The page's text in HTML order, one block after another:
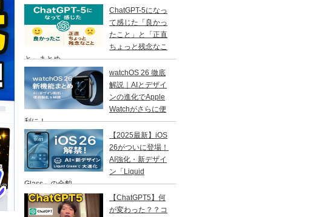
ChatGPT-5になっ
て感じた「良かっ
たこと」と「正直
ちょっと残念なこ
と」まとめ
watchOS 26 徹底
解説｜AIとデザイ
ンの進化でApple
Watchがさらに便
利に！
【2025最新】iOS
26がついに登場！
AI強化・新デザイ
ン「Liquid
Glass」の全貌
【ChatGPT5】何
が変わった？？コ